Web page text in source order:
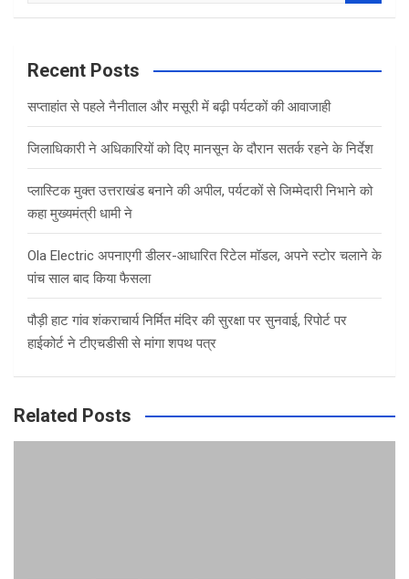
a
cRecent Posts
सप्ताहांत से पहले नैनीताल और मसूरी में बढ़ी पर्यटकों की आवाजाही
जिलाधिकारी ने अधिकारियों को दिए मानसून के दौरान सतर्क रहने के निर्देश
प्लास्टिक मुक्त उत्तराखंड बनाने की अपील, पर्यटकों से जिम्मेदारी निभाने को
कहा मुख्यमंत्री धामी ने
Ola Electric अपनाएगी डीलर-आधारित रिटेल मॉडल, अपने स्टोर चलाने के
पांच साल बाद किया फैसला
पौड़ी हाट गांव शंकराचार्य निर्मित मंदिर की सुरक्षा पर सुनवाई, रिपोर्ट पर
हाईकोर्ट ने टीएचडीसी से मांगा शपथ पत्र
Related Posts